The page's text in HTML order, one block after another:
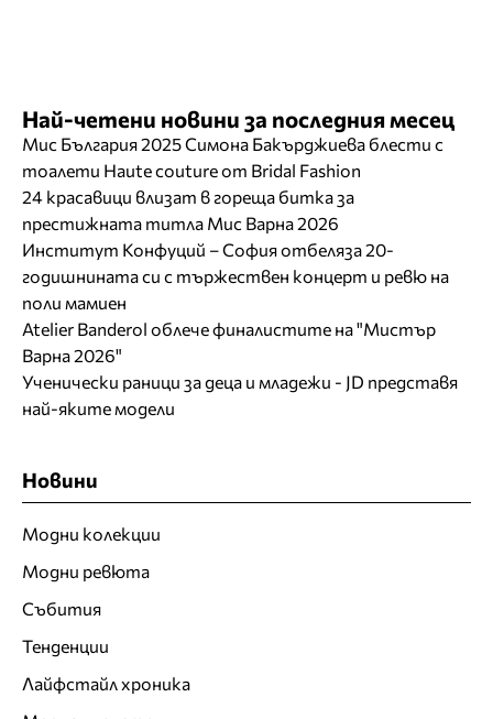
Най-четени новини за последния месец
Мис България 2025 Симона Бакърджиева блести с
тоалети Haute couture от Bridal Fashion
24 красавици влизат в гореща битка за
престижната титла Мис Варна 2026
Институт Конфуций – София отбеляза 20-
годишнината си с тържествен концерт и ревю на
поли мамиен
Atelier Banderol облече финалистите на "Мистър
Варна 2026"
Ученически раници за деца и младежи - JD представя
най-яките модели
Новини
Модни колекции
Модни ревюта
Събития
Тенденции
Лайфстайл хроника